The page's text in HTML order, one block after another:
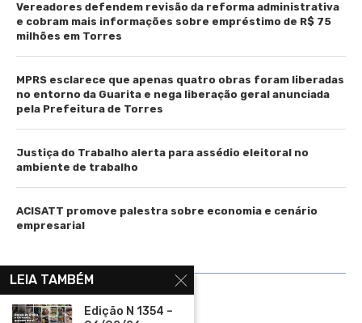
Vereadores defendem revisão da reforma administrativa
e cobram mais informações sobre empréstimo de R$ 75
milhões em Torres
MPRS esclarece que apenas quatro obras foram liberadas
no entorno da Guarita e nega liberação geral anunciada
pela Prefeitura de Torres
Justiça do Trabalho alerta para assédio eleitoral no
ambiente de trabalho
ACISATT promove palestra sobre economia e cenário
empresarial
LINKS ÚTEIS
Home
LEIA TAMBÉM
Edição N 1354 –